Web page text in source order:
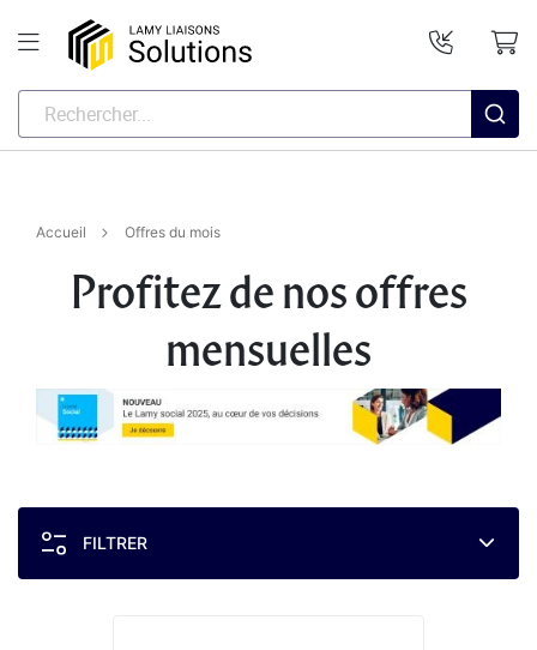
Accueil Offres du mois
Profitez de nos offres
mensuelles
FILTRER